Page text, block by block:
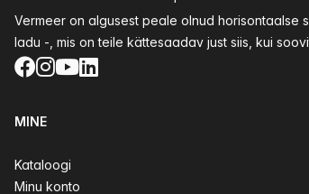
Vermeer on algusest peale olnud horisontaalse
ladu -, mis on teile kättesaadav just siis, kui
Facebook
Instagram
YouTube
LinkedIn
MINE
Kataloogi
Minu konto